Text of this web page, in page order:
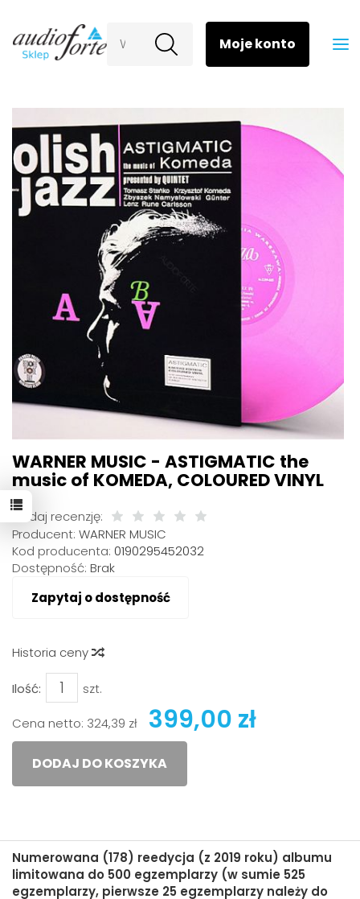
Wyszukaj
WARNER MUSIC - ASTIGMATIC the
music of KOMEDA, COLOURED VINYL
Dodaj recenzję:
Producent: WARNER MUSIC
Kod producenta: 0190295452032
Dostępność: Brak
Zapytaj o dostępność
Historia ceny
Ilość: szt.
Cena netto: 324,39 zł 399,00 zł
DODAJ DO KOSZYKA
Numerowana (178) reedycja (z 2019 roku) albumu
limitowana do 500 egzemplarzy (w sumie 525
egzemplarzy, pierwsze 25 egzemplarzy należy do